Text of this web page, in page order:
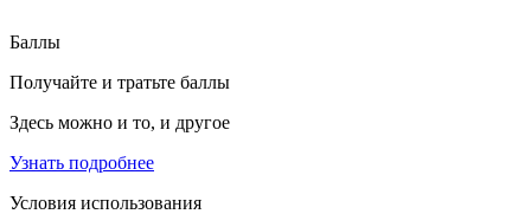
Баллы
Получайте и тратьте баллы
Здесь можно и то, и другое
Узнать подробнее
Условия использования